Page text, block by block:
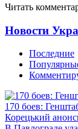
Читать
Новости
Последние
170 боев:
Корецький